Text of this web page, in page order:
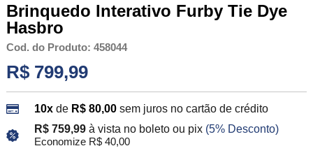
Brinquedo Interativo Furby Tie Dye
Hasbro
Cod. do Produto: 458044
R$ 799,99
10xde R$ 80,00 sem juros no cartão de crédito
R$ 759,99 à vista no boleto ou pix (5% Desconto)
Economize R$ 40,00